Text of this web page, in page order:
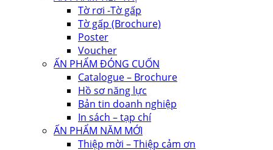
Tờ rơi -Tờ gấp
Tờ gấp (Brochure)
Poster
Voucher
ẤN PHẨM ĐÓNG CUỐN
Catalogue – Brochure
Hồ sơ năng lực
Bản tin doanh nghiệp
In sách – tạp chí
ẤN PHẨM NĂM MỚI
Thiệp mời – Thiệp cảm ơn